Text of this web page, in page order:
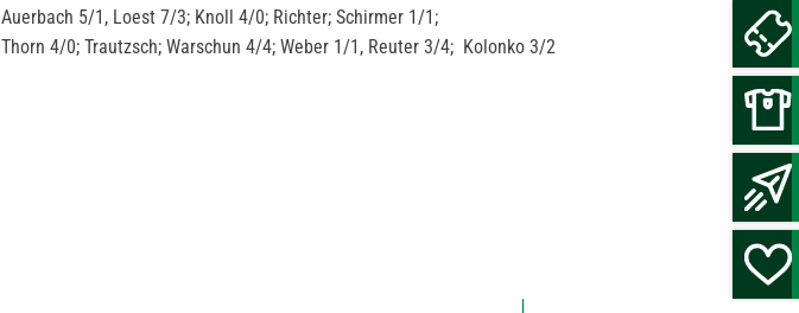
Auerbach 5/1, Loest 7/3; Knoll 4/0; Richter; Schirmer 1/1;
Thorn 4/0; Trautzsch; Warschun 4/4; Weber 1/1, Reuter 3/4; Kolonko 3/2